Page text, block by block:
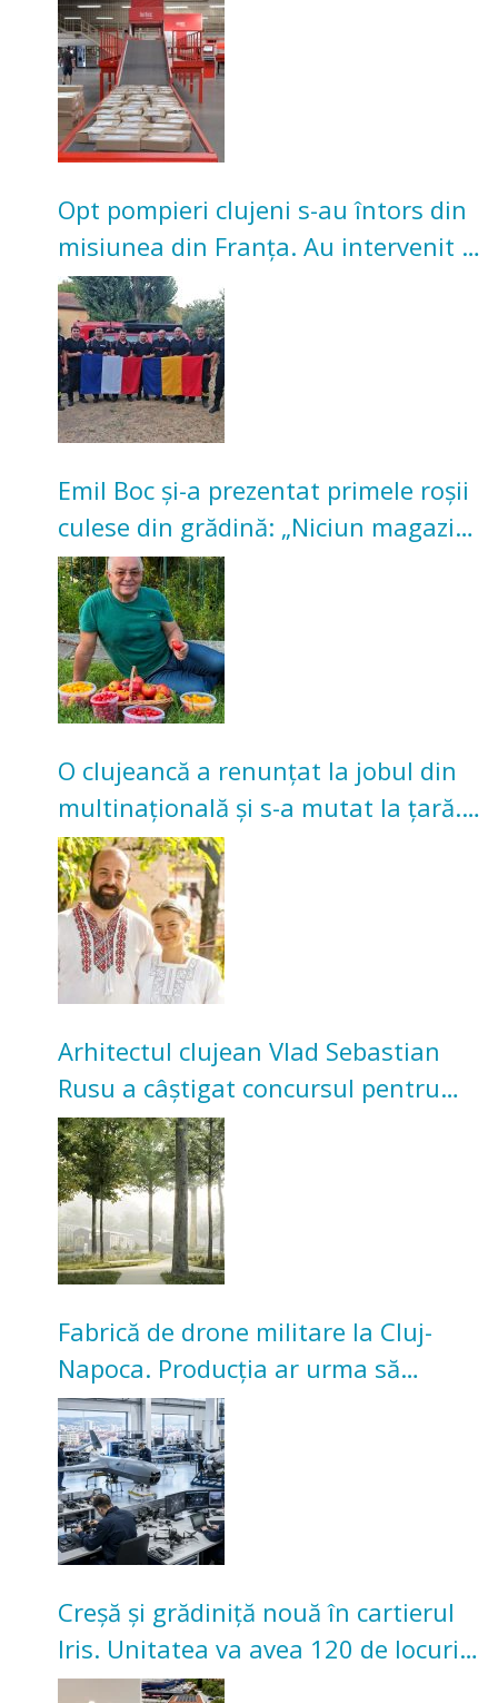
Opt pompieri clujeni s-au întors din
misiunea din Franța. Au intervenit la
incendii de vegetație și pădure
Emil Boc și-a prezentat primele roșii
culese din grădină: „Niciun magazin
nu poate oferi această satisfacție”
O clujeancă a renunțat la jobul din
multinațională și s-a mutat la țară.
Acum cultivă legume în grădina
bunicilor
Arhitectul clujean Vlad Sebastian
Rusu a câștigat concursul pentru
transformarea Grădinii Casei
Universitarilor
Fabrică de drone militare la Cluj-
Napoca. Producția ar urma să
înceapă în toamna acestui an
Creșă și grădiniță nouă în cartierul
Iris. Unitatea va avea 120 de locuri
pentru copii